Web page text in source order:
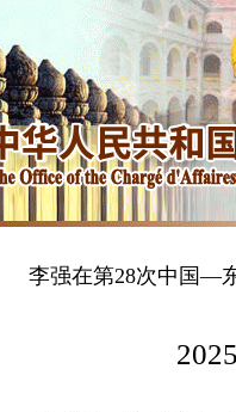
李强在第28次中国—